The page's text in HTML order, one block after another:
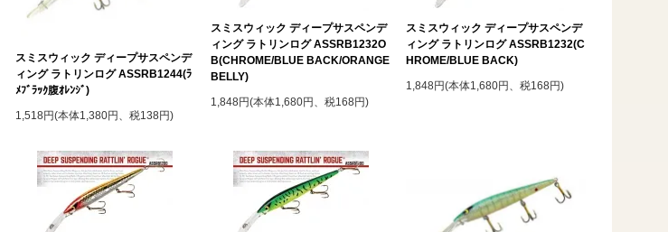
スミスウィック ディープサスペンデ
ィング ラトリンログ ASSRB1244(ﾗ
ﾒﾌﾞﾗｯｸ腹ｵﾚﾝｼﾞ)
1,518円(本体1,380円、税138円)
スミスウィック ディープサスペンデ
ィング ラトリンログ ASSRB1232O
B(CHROME/BLUE BACK/ORANGE
BELLY)
1,848円(本体1,680円、税168円)
スミスウィック ディープサスペンデ
ィング ラトリンログ ASSRB1232(C
HROME/BLUE BACK)
1,848円(本体1,680円、税168円)